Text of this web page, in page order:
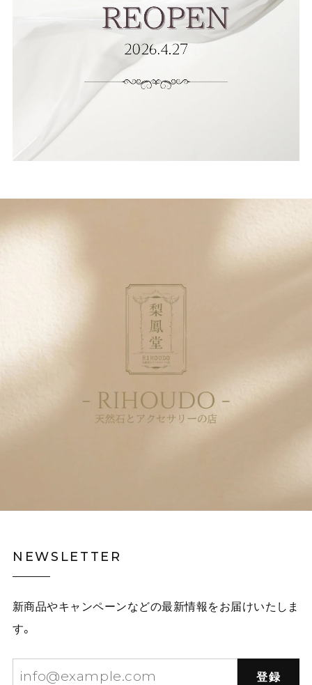
NEWSLETTER
新商品やキャンペーンなどの最新情報をお届けいたしま
す。
登録